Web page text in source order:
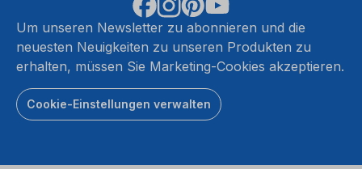
Um unseren Newsletter zu abonnieren und die
neuesten Neuigkeiten zu unseren Produkten zu
erhalten, müssen Sie Marketing-Cookies akzeptieren.
Cookie-Einstellungen verwalten